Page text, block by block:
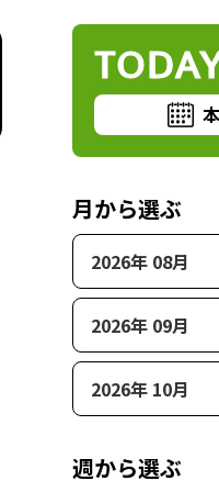
月から選ぶ
2026年 08月
2026年 09月
2026年 10月
週から選ぶ